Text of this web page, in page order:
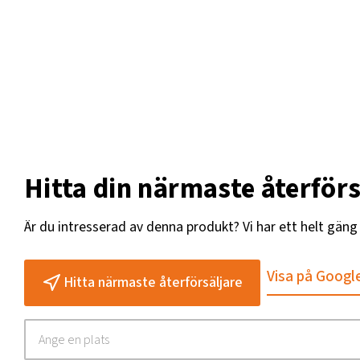
Hitta din närmaste
Är du intresserad av denna produkt? Vi har ett helt
Hitta närmaste återförsäljare Visa på